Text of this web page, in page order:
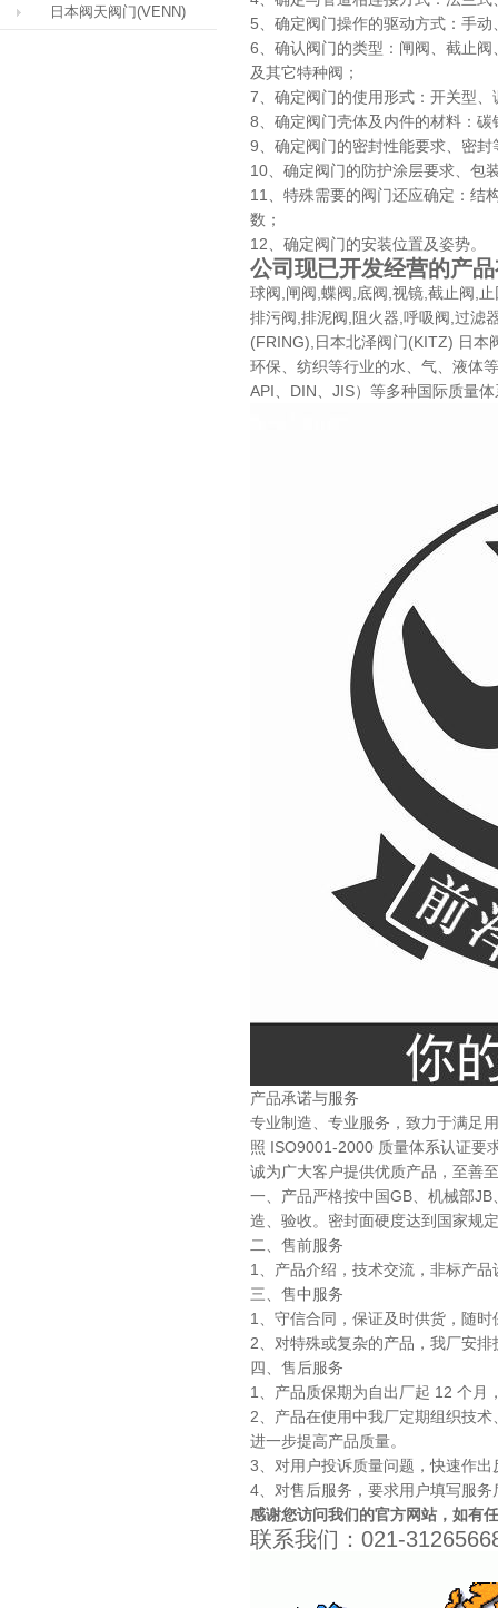
日本阀天阀门(VENN)
5、确定阀门操作的驱动方式：手
6、确认阀门的类型：闸阀、截止
及其它特种阀；
7、确定阀门的使用形式：开关型
8、确定阀门壳体及内件的材料：
9、确定阀门的密封性能要求、密
10、确定阀门的防护涂层要求、包
11、特殊需要的阀门还应确定：结
数；
12、确定阀门的安装位置及姿势。
公司现已开发经营的产
球阀,闸阀,蝶阀,底阀,视镜,截止阀,
排污阀,排泥阀,阻火器,呼吸阀,过滤
(FRING),日本北泽阀门(KITZ) 日本
环保、纺织等行业的水、气、液体
API、DIN、JIS）等多种国际质量
产品承诺与服务
专业制造、专业服务，致力于满足
照 ISO9001-2000 质量体系认证要
诚为广大客户提供优质产品，至善
一、产品严格按中国GB、机械部
造、验收。密封面硬度达到国家规
二、售前服务
1、产品介绍，技术交流，非标产
三、售中服务
1、守信合同，保证及时供货，随
2、对特殊或复杂的产品，我厂安
四、售后服务
1、产品质保期为自出厂起 12 个月
2、产品在使用中我厂定期组织技
进一步提高产品质量。
3、对用户投诉质量问题，快速作
4、对售后服务，要求用户填写服
感谢您访问我们的官方网站，如有
联系我们：021-